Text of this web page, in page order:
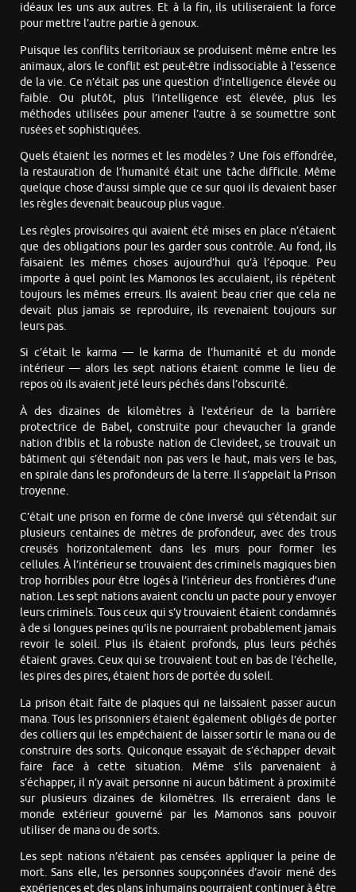
idéaux les uns aux autres. Et à la fin, ils utiliseraient la force
pour mettre l’autre partie à genoux.
Puisque les conflits territoriaux se produisent même entre les
animaux, alors le conflit est peut-être indissociable à l’essence
de la vie. Ce n’était pas une question d’intelligence élevée ou
faible. Ou plutôt, plus l’intelligence est élevée, plus les
méthodes utilisées pour amener l’autre à se soumettre sont
rusées et sophistiquées.
Quels étaient les normes et les modèles ? Une fois effondrée,
la restauration de l’humanité était une tâche difficile. Même
quelque chose d’aussi simple que ce sur quoi ils devaient baser
les règles devenait beaucoup plus vague.
Les règles provisoires qui avaient été mises en place n’étaient
que des obligations pour les garder sous contrôle. Au fond, ils
faisaient les mêmes choses aujourd’hui qu’à l’époque. Peu
importe à quel point les Mamonos les acculaient, ils répètent
toujours les mêmes erreurs. Ils avaient beau crier que cela ne
devait plus jamais se reproduire, ils revenaient toujours sur
leurs pas.
Si c’était le karma — le karma de l’humanité et du monde
intérieur — alors les sept nations étaient comme le lieu de
repos où ils avaient jeté leurs péchés dans l’obscurité.
À des dizaines de kilomètres à l’extérieur de la barrière
protectrice de Babel, construite pour chevaucher la grande
nation d’Iblis et la robuste nation de Clevideet, se trouvait un
bâtiment qui s’étendait non pas vers le haut, mais vers le bas,
en spirale dans les profondeurs de la terre. Il s’appelait la Prison
troyenne.
C’était une prison en forme de cône inversé qui s’étendait sur
plusieurs centaines de mètres de profondeur, avec des trous
creusés horizontalement dans les murs pour former les
cellules. À l’intérieur se trouvaient des criminels magiques bien
trop horribles pour être logés à l’intérieur des frontières d’une
nation. Les sept nations avaient conclu un pacte pour y envoyer
leurs criminels. Tous ceux qui s’y trouvaient étaient condamnés
à de si longues peines qu’ils ne pourraient probablement jamais
revoir le soleil. Plus ils étaient profonds, plus leurs péchés
étaient graves. Ceux qui se trouvaient tout en bas de l’échelle,
les pires des pires, étaient hors de portée du soleil.
La prison était faite de plaques qui ne laissaient passer aucun
mana. Tous les prisonniers étaient également obligés de porter
des colliers qui les empêchaient de laisser sortir le mana ou de
construire des sorts. Quiconque essayait de s’échapper devait
faire face à cette situation. Même s’ils parvenaient à
s’échapper, il n’y avait personne ni aucun bâtiment à proximité
sur plusieurs dizaines de kilomètres. Ils erreraient dans le
monde extérieur gouverné par les Mamonos sans pouvoir
utiliser de mana ou de sorts.
Les sept nations n’étaient pas censées appliquer la peine de
mort. Sans elle, les personnes soupçonnées d’avoir mené des
expériences et des plans inhumains pourraient continuer à être